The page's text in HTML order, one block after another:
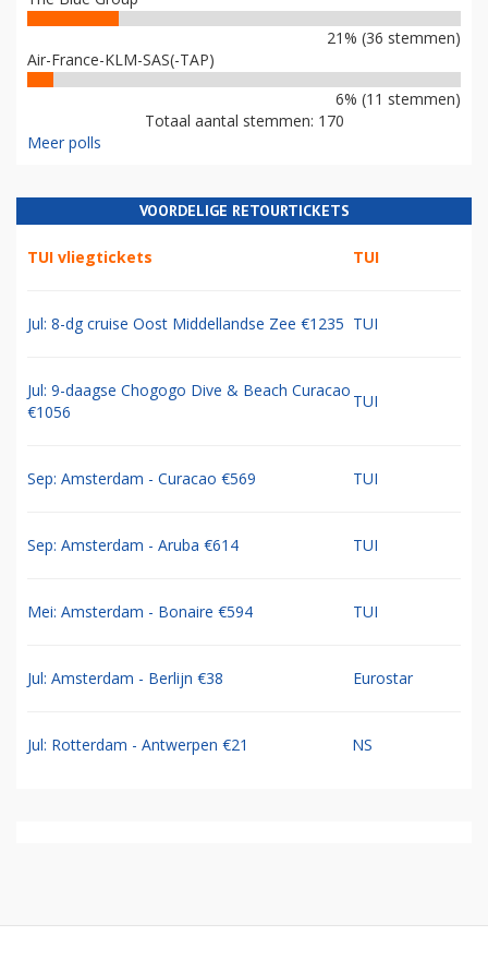
21% (36 stemmen)
Air-France-KLM-SAS(-TAP)
6% (11 stemmen)
Totaal aantal stemmen: 170
Meer polls
VOORDELIGE RETOURTICKETS
TUI vliegtickets TUI
Jul: 8-dg cruise Oost Middellandse Zee €1235 TUI
Jul: 9-daagse Chogogo Dive & Beach Curacao
€1056
TUI
Sep: Amsterdam - Curacao €569 TUI
Sep: Amsterdam - Aruba €614 TUI
Mei: Amsterdam - Bonaire €594 TUI
Jul: Amsterdam - Berlijn €38 Eurostar
Jul: Rotterdam - Antwerpen €21 NS